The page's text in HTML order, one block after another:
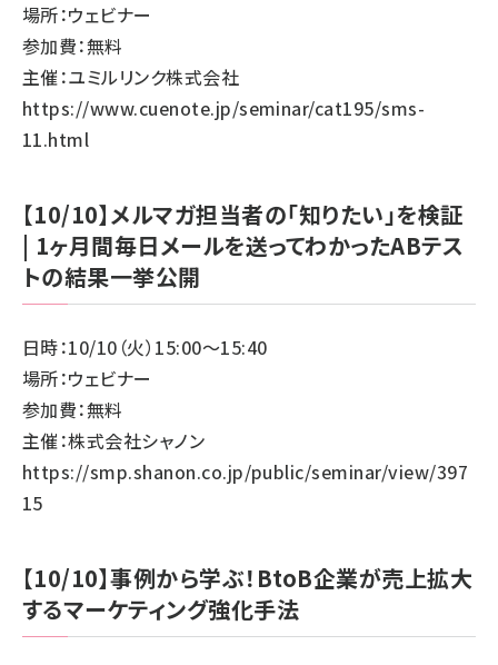
場所：ウェビナー
参加費：無料
主催：ユミルリンク株式会社
https://www.cuenote.jp/seminar/cat195/sms-
11.html
【10/10】メルマガ担当者の「知りたい」を検証
| 1ヶ月間毎日メールを送ってわかったABテス
トの結果一挙公開
日時：10/10（火）15:00～15:40
場所：ウェビナー
参加費：無料
主催：株式会社シャノン
https://smp.shanon.co.jp/public/seminar/view/397
15
【10/10】事例から学ぶ！BtoB企業が売上拡大
するマーケティング強化手法